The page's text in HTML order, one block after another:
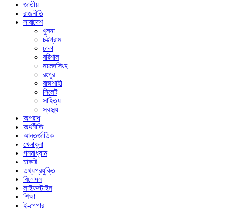
জাতীয়
রাজনীতি
সারাদেশ
খুলনা
চট্টগ্রাম
ঢাকা
বরিশাল
ময়মনসিংহ
রংপুর
রাজশাহী
সিলেট
সাহিত্য
স্বাস্থ্য
অপরাধ
অর্থনীতি
আন্তর্জাতিক
খেলাধুলা
গনমাধ্যাম
চাকরি
তথ্যপ্রযুক্তি
বিনোদন
লাইফস্টাইল
শিক্ষা
ই-পেপার